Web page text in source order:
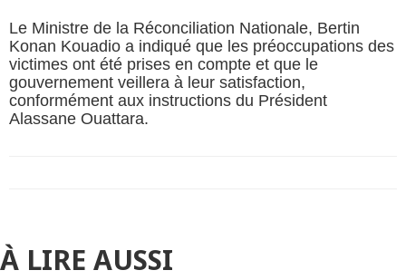
Le Ministre de la Réconciliation Nationale, Bertin
Konan Kouadio a indiqué que les préoccupations des
victimes ont été prises en compte et que le
gouvernement veillera à leur satisfaction,
conformément aux instructions du Président
Alassane Ouattara.
À LIRE AUSSI